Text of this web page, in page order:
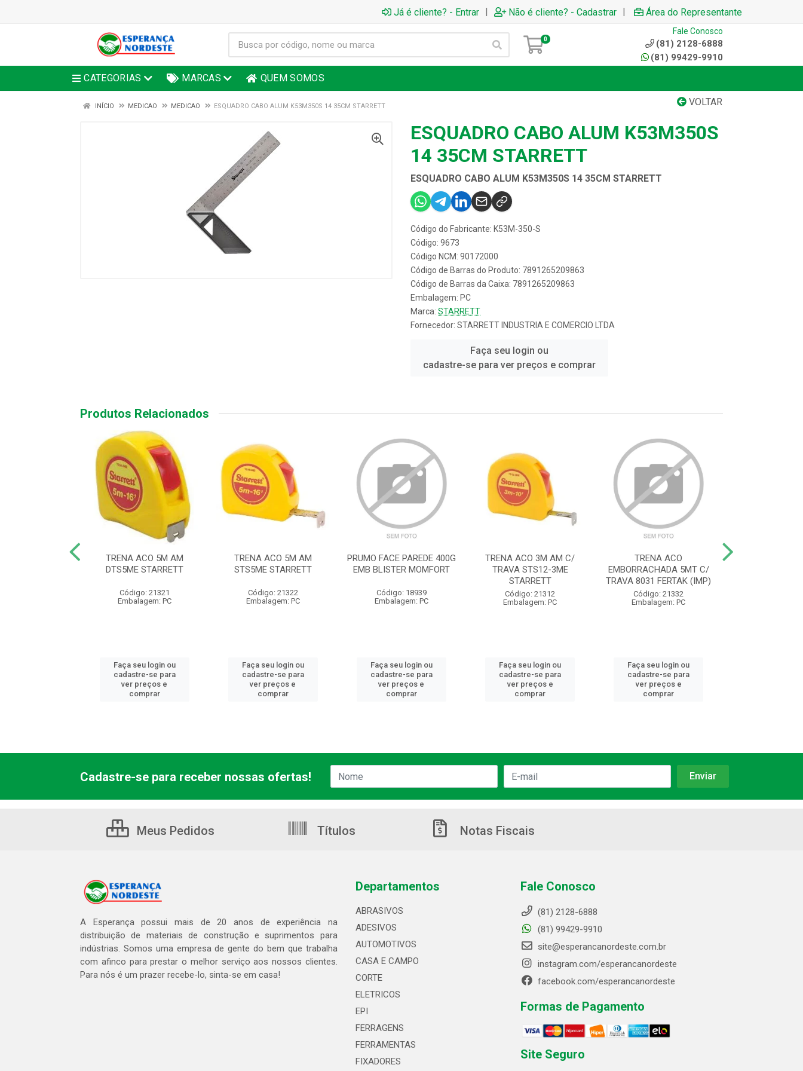
Já é cliente? - Entrar | Não é cliente? - Cadastrar | Área do Representante
0
Fale Conosco
(81) 2128-6888
(81) 99429-9910
CATEGORIAS MARCAS QUEM SOMOS
VOLTAR
INÍCIO MEDICAO MEDICAO ESQUADRO CABO ALUM K53M350S 14 35CM STARRETT
ESQUADRO CABO ALUM K53M350S
14 35CM STARRETT
ESQUADRO CABO ALUM K53M350S 14 35CM STARRETT
Código do Fabricante: K53M-350-S
Código: 9673
Código NCM: 90172000
Código de Barras do Produto: 7891265209863
Código de Barras da Caixa: 7891265209863
Embalagem: PC
Marca: STARRETT
Fornecedor: STARRETT INDUSTRIA E COMERCIO LTDA
Faça seu login ou
cadastre-se para ver preços e comprar
Produtos Relacionados
TRENA ACO 5M AM
DTS5ME STARRETT
Código: 21321
Embalagem: PC
Faça seu login ou
cadastre-se para
ver preços e
comprar
TRENA ACO 5M AM
STS5ME STARRETT
Código: 21322
Embalagem: PC
Faça seu login ou
cadastre-se para
ver preços e
comprar
PRUMO FACE PAREDE 400G
EMB BLISTER MOMFORT
Código: 18939
Embalagem: PC
Faça seu login ou
cadastre-se para
ver preços e
comprar
TRENA ACO 3M AM C/
TRAVA STS12-3ME
STARRETT
Código: 21312
Embalagem: PC
Faça seu login ou
cadastre-se para
ver preços e
comprar
TRENA ACO
EMBORRACHADA 5MT C/
TRAVA 8031 FERTAK (IMP)
Código: 21332
Embalagem: PC
Faça seu login ou
cadastre-se para
ver preços e
comprar
Cadastre-se para receber nossas ofertas!
Meus Pedidos Títulos Notas Fiscais
A Esperança possui mais de 20 anos de experiência na
distribuição de materiais de construção e suprimentos para
indústrias. Somos uma empresa de gente do bem que trabalha
com afinco para prestar o melhor serviço aos nossos clientes.
Para nós é um prazer recebe-lo, sinta-se em casa!
Departamentos
ABRASIVOS
ADESIVOS
AUTOMOTIVOS
CASA E CAMPO
CORTE
ELETRICOS
EPI
FERRAGENS
FERRAMENTAS
FIXADORES
Fale Conosco
(81) 2128-6888
(81) 99429-9910
site@esperancanordeste.com.br
instagram.com/esperancanordeste
facebook.com/esperancanordeste
Formas de Pagamento
Site Seguro